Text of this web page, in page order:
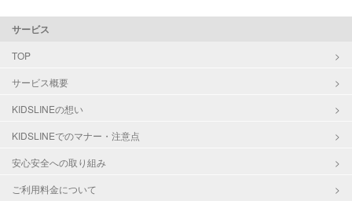
定期予約
（定期特典）
資格
企業型割引対象(旧内閣府補助対象)
対応可能/特徴
サービス
TOP
サービス概要
KIDSLINEの想い
KIDSLINEでのマナー・注意点
安心安全への取り組み
ご利用料金について